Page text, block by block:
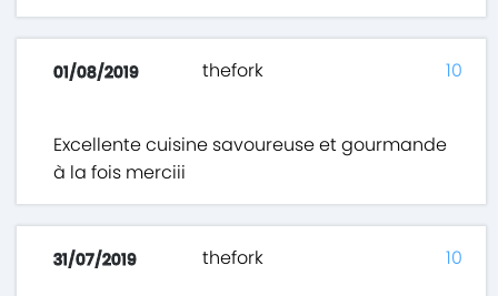
01/08/2019 thefork
Excellente cuisine savoureuse et gourmande
à la fois merciii
10
31/07/2019 thefork 10